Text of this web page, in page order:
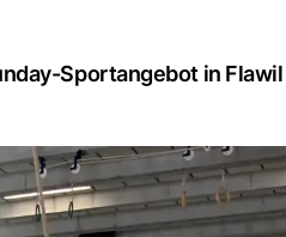
Sportangebot in